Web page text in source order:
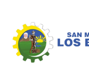
contenido